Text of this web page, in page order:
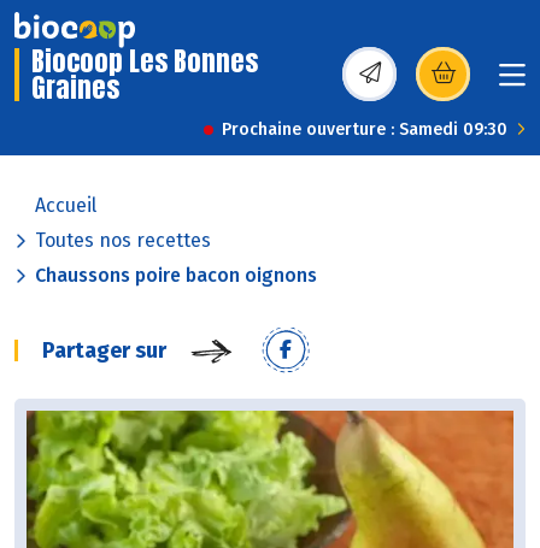
Biocoop Les Bonnes
Graines (s’ouvre dans une
Prochaine ouverture : Samedi 09:30
Accueil
Toutes nos recettes
Chaussons poire bacon oignons
Partager sur